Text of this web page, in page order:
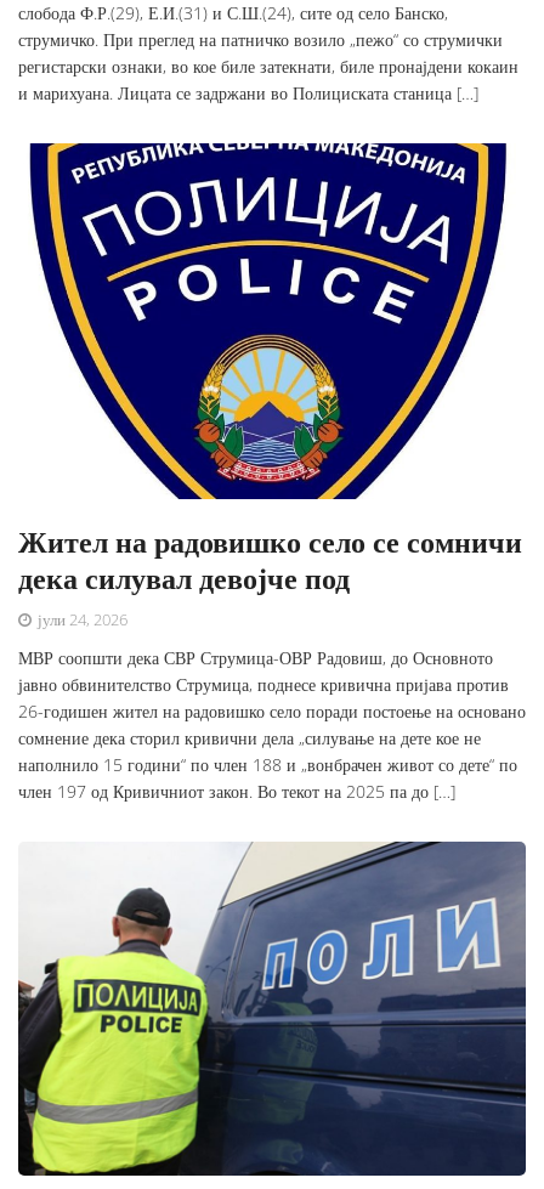
слобода Ф.Р.(29), Е.И.(31) и С.Ш.(24), сите од село Банско,
струмичко. При преглед на патничко возило „пежо“ со струмички
регистарски ознаки, во кое биле затекнати, биле пронајдени кокаин
и марихуана. Лицата се задржани во Полициската станица […]
Жител на радовишко село се сомничи
дека силувал девојче под
јули 24, 2026
МВР соопшти дека СВР Струмица-ОВР Радовиш, до Основното
јавно обвинителство Струмица, поднесе кривична пријава против
26-годишен жител на радовишко село поради постоење на основано
сомнение дека сторил кривични дела „силување на дете кое не
наполнило 15 години“ по член 188 и „вонбрачен живот со дете“ по
член 197 од Кривичниот закон. Во текот на 2025 па до […]